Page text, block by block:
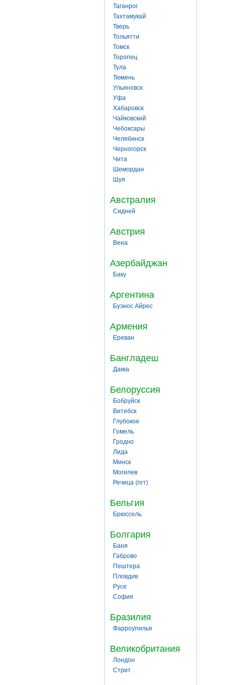
Таганрог
Тахтамукай
Тверь
Тольятти
Томск
Торопец
Тула
Тюмень
Ульяновск
Уфа
Хабаровск
Чайковский
Чебоксары
Челябинск
Черногорск
Чита
Шемордан
Шуя
Австралия
Сидней
Австрия
Вена
Азербайджан
Баку
Аргентина
Буэнос Айрес
Армения
Ереван
Бангладеш
Дакка
Белоруссия
Бобруйск
Витебск
Глубокое
Гомель
Гродно
Лида
Минск
Могилев
Речица (пгт)
Бельгия
Брюссель
Болгария
Баня
Габрово
Пештера
Пловдив
Русе
София
Бразилия
Фарроупилья
Великобритания
Лондон
Стрит